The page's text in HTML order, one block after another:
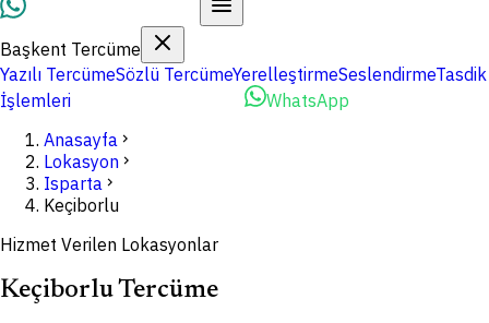
Başkent Tercüme
Yazılı TercümeSözlü TercümeYerelleştirmeSeslendirmeTasdik
İşlemleri
WhatsApp
Anasayfa chevron_right
Lokasyon chevron_right
Isparta chevron_right
Keçiborlu
Hizmet Verilen Lokasyonlar
Keçiborlu Tercüme